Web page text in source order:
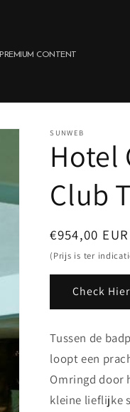
PREMIUM CONTENT
SUNWEB
Hotel
Club
Normale
prijs
€954,00 EUR
(Prijs is ter
Check Hier
Tussen de
loopt een
Omringd door
kleine lieflijke